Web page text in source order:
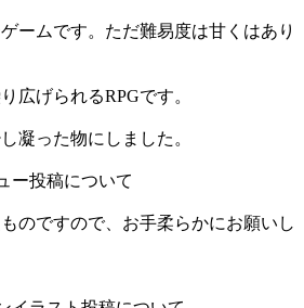
ームです。ただ難易度は甘くはあり
広げられるRPGです。
凝った物にしました。
ー投稿について
のですので、お手柔らかにお願いし